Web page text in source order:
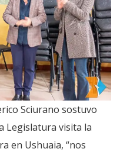
Sciurano sostuvo
Legislatura visita la
en Ushuaia, “nos